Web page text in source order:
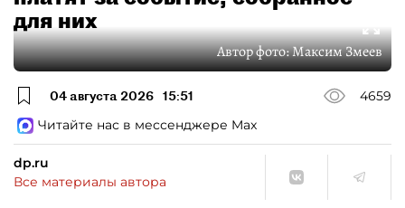
для них
Автор фото:Максим Змеев
04 августа 2026 15:51
4659
Читайте нас в мессенджере Max
dp.ru
Все материалы автора